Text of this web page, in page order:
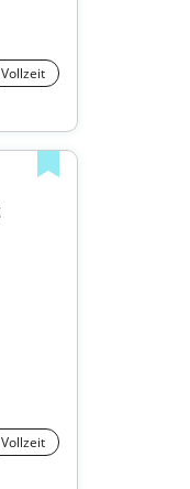
Vollzeit
Vollzeit